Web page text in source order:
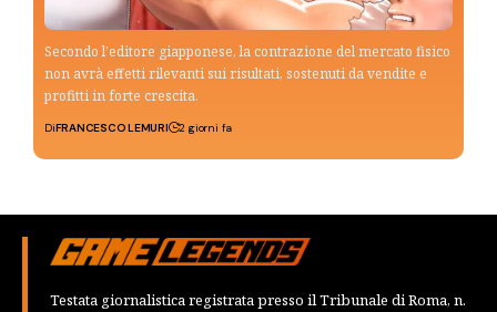
Secondo l’editore giapponese, la contrazione del mercato fisico
non avrà effetti rilevanti sui risultati, sostenuti da vendite e
profitti in forte crescita.
DiFRANCESCO LEMURI 2 giorni fa
Testata giornalistica registrata presso il Tribunale di Roma, n.